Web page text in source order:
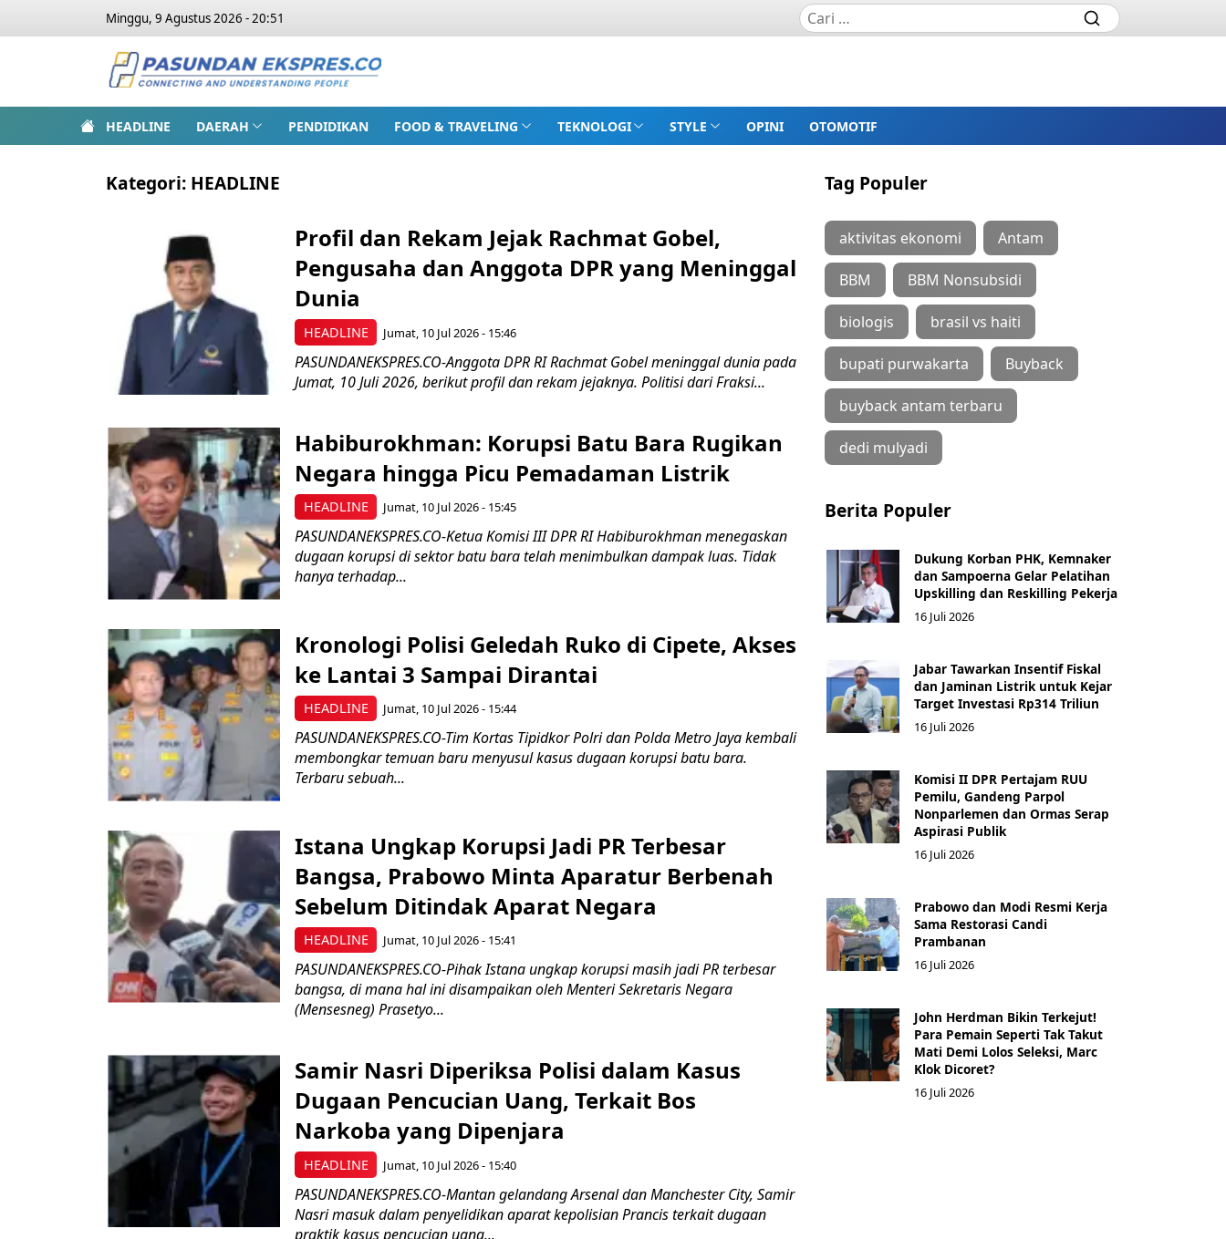
Minggu, 9 Agustus 2026 - 20:51
HEADLINE DAERAH PENDIDIKAN FOOD & TRAVELING TEKNOLOGI STYLE OPINI OTOMOTIF
Kategori: HEADLINE
HEADLINE
Profil dan Rekam Jejak Rachmat Gobel,
Pengusaha dan Anggota DPR yang Meninggal
Dunia
Jumat, 10 Jul 2026 - 15:46
PASUNDANEKSPRES.CO-Anggota DPR RI Rachmat Gobel meninggal dunia pada
Jumat, 10 Juli 2026, berikut profil dan rekam jejaknya. Politisi dari Fraksi...
HEADLINE
Habiburokhman: Korupsi Batu Bara Rugikan
Negara hingga Picu Pemadaman Listrik
Jumat, 10 Jul 2026 - 15:45
PASUNDANEKSPRES.CO-Ketua Komisi III DPR RI Habiburokhman menegaskan
dugaan korupsi di sektor batu bara telah menimbulkan dampak luas. Tidak
hanya terhadap...
HEADLINE
Kronologi Polisi Geledah Ruko di Cipete, Akses
ke Lantai 3 Sampai Dirantai
Jumat, 10 Jul 2026 - 15:44
PASUNDANEKSPRES.CO-Tim Kortas Tipidkor Polri dan Polda Metro Jaya kembali
membongkar temuan baru menyusul kasus dugaan korupsi batu bara.
Terbaru sebuah...
HEADLINE
Istana Ungkap Korupsi Jadi PR Terbesar
Bangsa, Prabowo Minta Aparatur Berbenah
Sebelum Ditindak Aparat Negara
Jumat, 10 Jul 2026 - 15:41
PASUNDANEKSPRES.CO-Pihak Istana ungkap korupsi masih jadi PR terbesar
bangsa, di mana hal ini disampaikan oleh Menteri Sekretaris Negara
(Mensesneg) Prasetyo...
HEADLINE
Samir Nasri Diperiksa Polisi dalam Kasus
Dugaan Pencucian Uang, Terkait Bos
Narkoba yang Dipenjara
Jumat, 10 Jul 2026 - 15:40
PASUNDANEKSPRES.CO-Mantan gelandang Arsenal dan Manchester City, Samir
Nasri masuk dalam penyelidikan aparat kepolisian Prancis terkait dugaan
praktik kasus pencucian uang...
Tag Populer
aktivitas ekonomi Antam
BBM BBM Nonsubsidi
biologis brasil vs haiti
bupati purwakarta Buyback
buyback antam terbaru
dedi mulyadi
Berita Populer
Dukung Korban PHK, Kemnaker
dan Sampoerna Gelar Pelatihan
Upskilling dan Reskilling Pekerja
16 Juli 2026
Jabar Tawarkan Insentif Fiskal
dan Jaminan Listrik untuk Kejar
Target Investasi Rp314 Triliun
16 Juli 2026
Komisi II DPR Pertajam RUU
Pemilu, Gandeng Parpol
Nonparlemen dan Ormas Serap
Aspirasi Publik
16 Juli 2026
Prabowo dan Modi Resmi Kerja
Sama Restorasi Candi
Prambanan
16 Juli 2026
John Herdman Bikin Terkejut!
Para Pemain Seperti Tak Takut
Mati Demi Lolos Seleksi, Marc
Klok Dicoret?
16 Juli 2026